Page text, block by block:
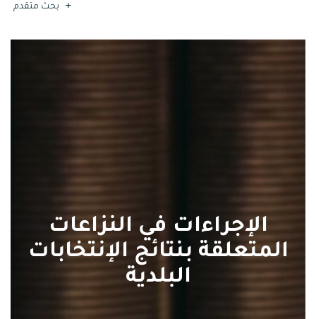
بحث متقدم
الإجراءات في النزاعات
المتعلقة بنتائج الإنتخابات
البلدية